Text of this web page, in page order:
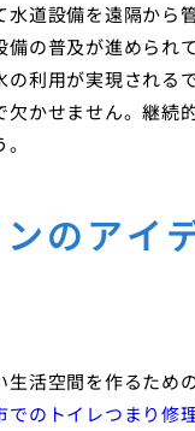
道設備を遠隔から
の普及が進められ
利用が実現される
かせません。継続
のアイ
活空間を作るため
でのトイレつまり修